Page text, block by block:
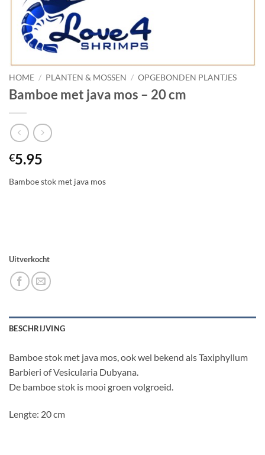
HOME / PLANTEN & MOSSEN / OPGEBONDEN PLANTJES
Bamboe met java mos – 20 cm
€5.95
Bamboe stok met java mos
Uitverkocht
BESCHRIJVING
Bamboe stok met java mos, ook wel bekend als Taxiphyllum
Barbieri of Vesicularia Dubyana.
De bamboe stok is mooi groen volgroeid.
Lengte: 20 cm